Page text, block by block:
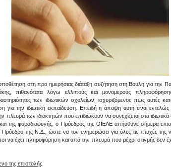
στη προ ημερήσιας διάταξη συζήτηση στη Βουλή για την
πιθανότατα λόγω ελλιπούς και μονομερούς
των ιδιωτικών σχολείων, ισχυριζόμενος πως αυτές
για την ιδιωτική εκπαίδευση. Επειδή η άποψη αυτή είναι
πλευρά των ιδιοκτητών που επιδιώκουν να συνεχίζεται στα
της φοροδιαφυγής, ο Πρόεδρος της ΟΙΕΛΕ απήυθυνε σήμερα
της Ν.Δ., ώστε να τον ενημερώσει για όλες τις πτυχές της
να έχει πληροφόρηση και από την πλευρά που μέχρι στιγμής δεν
της επιστολής